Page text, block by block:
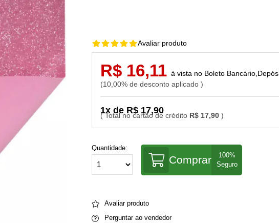
Avaliar produto
R$ 17,90
1x de R$ 17,90
R$ 16,11
10,00% de desconto aplicado
Boleto
Quantidade:
Comprar
Avaliar produto
Perguntar ao vendedor